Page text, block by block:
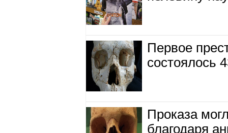
Первое
состоялось
Проказа
благодаря